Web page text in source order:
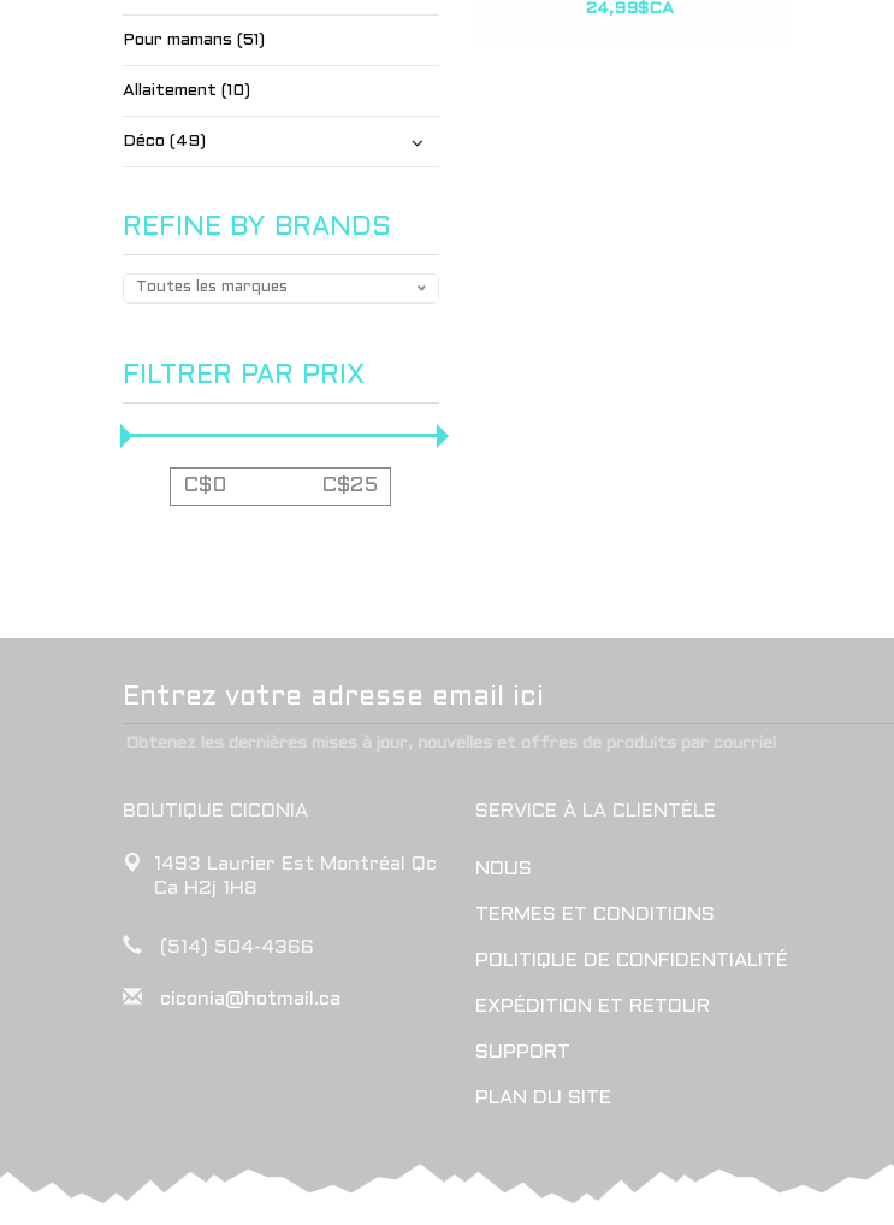
Pour mamans (51)
Allaitement (10)
Déco (49)
REFINE BY BRANDS
Toutes les marques
FILTRER PAR PRIX
C$0 C$25
24,99$CA
Obtenez les dernières mises à jour, nouvelles et offres de produits par courriel
BOUTIQUE CICONIA
1493 Laurier Est Montréal Qc
Ca H2j 1H8
(514) 504-4366
ciconia@hotmail.ca
SERVICE À LA CLIENTÈLE
NOUS
TERMES ET CONDITIONS
POLITIQUE DE CONFIDENTIALITÉ
EXPÉDITION ET RETOUR
SUPPORT
PLAN DU SITE